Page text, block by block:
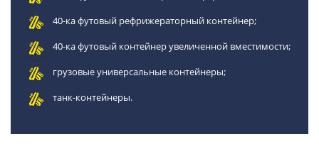
40-ка футовый рефрижераторный контейнер;
40-ка футовый контейнер увеличенной вместимости;
грузовые универсальные контейнеры;
танк-контейнеры.